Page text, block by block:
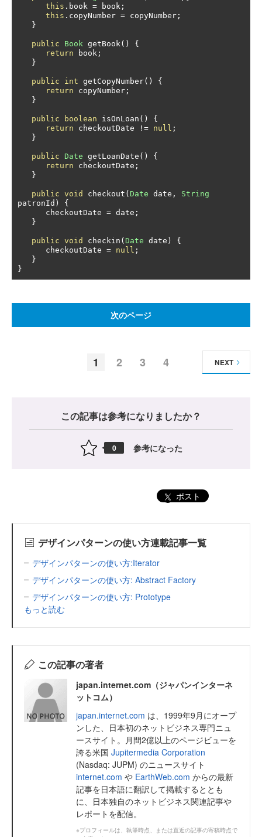
this . book = book ;
this . copyNumber = copyNumber ;
}
public Book getBook()
{
return book ;
}
public int getCopyNumber()
{
return copyNumber ;
}
public boolean isOnLoan ()
{
return checkoutDate != null ;
}
public Date getLoanDate ()
{
return checkoutDate ;
}
public void checkout ( Date date ,
String
patronId )
{
      checkoutDate
= date ;
}
public void checkin ( Date date )
{
      checkoutDate
= null ;
}
}
次のページ
1 2 3 4 NEXT
この記事は参考になりましたか？
0 参考になった
ポスト
デザインパターンの使い方連載記事一覧
デザインパターンの使い方:Iterator
デザインパターンの使い方: Abstract Factory
デザインパターンの使い方: Prototype
もっと読む
この記事の著者
japan.internet.com（ジャパンインターネ
ットコム）
japan.internet.com は、1999年9月にオープ
ンした、日本初のネットビジネス専門ニュ
ースサイト。月間2億以上のページビューを
誇る米国 Jupitermedia Corporation
(Nasdaq: JUPM) のニュースサイト
internet.com や EarthWeb.com からの最新
記事を日本語に翻訳して掲載するととも
に、日本独自のネットビジネス関連記事や
レポートを配信。
※プロフィールは、執筆時点、または直近の記事の寄稿時点で